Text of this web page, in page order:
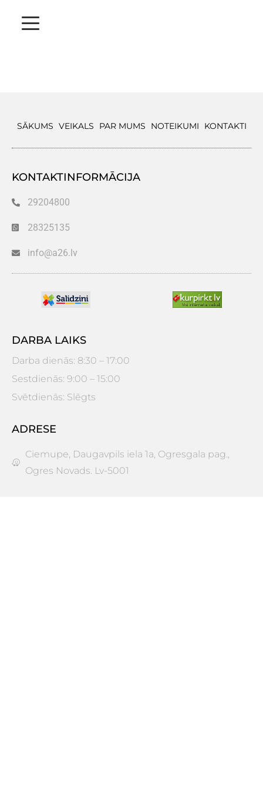
SĀKUMS VEIKALS PAR MUMS NOTEIKUMI KONTAKTI
KONTAKTINFORMĀCIJA
29204800
28325135
info@a26.lv
DARBA LAIKS
Darba dienās: 8:30 – 17:00
Sestdienās: 9:00 – 15:00
Svētdienās: Slēgts
ADRESE
Ciemupe, Daugavpils iela 1a, Ogresgala pag.,
Ogres Novads. Lv-5001